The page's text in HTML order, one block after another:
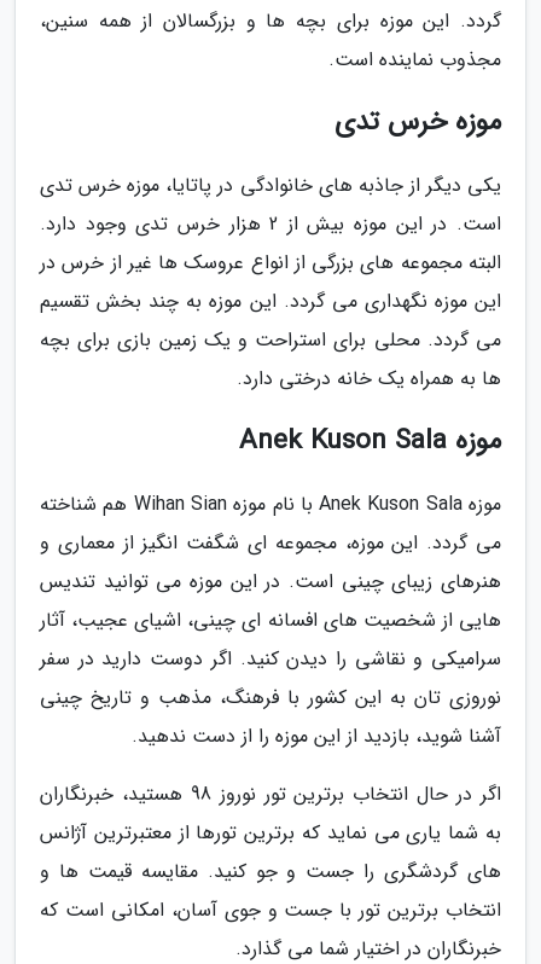
گردد. این موزه برای بچه ها و بزرگسالان از همه سنین،
مجذوب نماینده است.
موزه خرس تدی
یکی دیگر از جاذبه های خانوادگی در پاتایا، موزه خرس تدی
است. در این موزه بیش از 2 هزار خرس تدی وجود دارد.
البته مجموعه های بزرگی از انواع عروسک ها غیر از خرس در
این موزه نگهداری می گردد. این موزه به چند بخش تقسیم
می گردد. محلی برای استراحت و یک زمین بازی برای بچه
ها به همراه یک خانه درختی دارد.
موزه Anek Kuson Sala
موزه Anek Kuson Sala با نام موزه Wihan Sian هم شناخته
می گردد. این موزه، مجموعه ای شگفت انگیز از معماری و
هنرهای زیبای چینی است. در این موزه می توانید تندیس
هایی از شخصیت های افسانه ای چینی، اشیای عجیب، آثار
سرامیکی و نقاشی را دیدن کنید. اگر دوست دارید در سفر
نوروزی تان به این کشور با فرهنگ، مذهب و تاریخ چینی
آشنا شوید، بازدید از این موزه را از دست ندهید.
اگر در حال انتخاب برترین تور نوروز 98 هستید، خبرنگاران
به شما یاری می نماید که برترین تورها از معتبرترین آژانس
های گردشگری را جست و جو کنید. مقایسه قیمت ها و
انتخاب برترین تور با جست و جوی آسان، امکانی است که
خبرنگاران در اختیار شما می گذارد.